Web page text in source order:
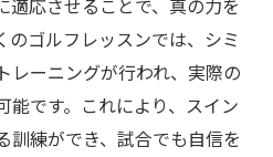
適応させることで、真の力を
のゴルフレッスンでは、シミ
レーニングが行われ、実際の
能です。これにより、スイン
訓練ができ、試合でも自信を